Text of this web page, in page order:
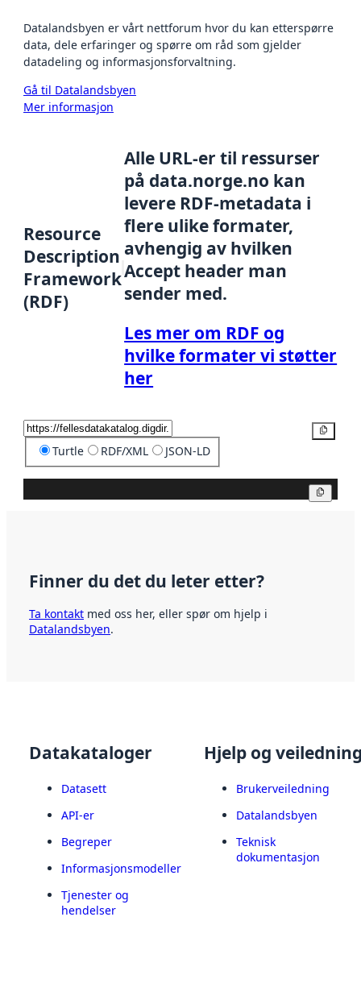
Datalandsbyen er vårt nettforum hvor du kan etterspørre
data, dele erfaringer og spørre om råd som gjelder
datadeling og informasjonsforvaltning.
Gå til Datalandsbyen
Mer informasjon
Resource
Description
Framework
(RDF)
Alle URL-er til ressurser
på data.norge.no kan
levere RDF-metadata i
flere ulike formater,
avhengig av hvilken
Accept header man
sender med.
Les mer om RDF og
hvilke formater vi støtter
her
Turtle RDF/XML JSON-LD
Finner du det du leter etter?
Ta kontakt med oss her, eller spør om hjelp i
Datalandsbyen.
Datakataloger
Datasett
API-er
Begreper
Informasjonsmodeller
Tjenester og
hendelser
Hjelp og
Brukerveiledning
Datalandsbyen
Teknisk
dokumentasjon